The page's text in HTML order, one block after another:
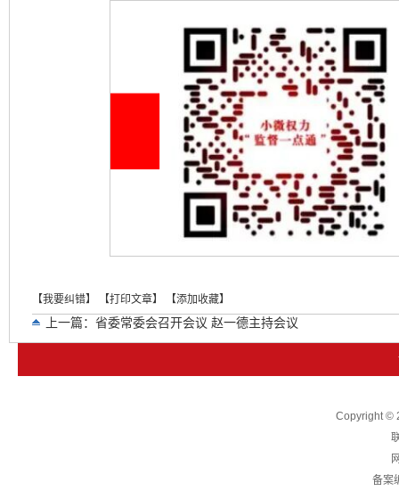
【我要纠错】 【打印文章】 【添加收藏】
上一篇： 省委常委会召开会议 赵一德主持会议
Copyright ©
备案